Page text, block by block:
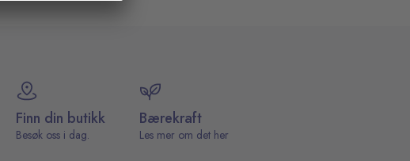
Finn din butikk
Besøk oss i dag.
Bærekraft
Les mer om det her